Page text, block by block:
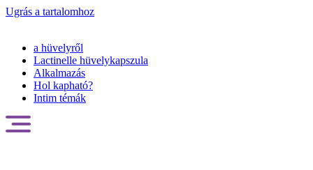
Ugrás a tartalomhoz
a hüvelyről
Lactinelle hüvelykapszula
Alkalmazás
Hol kapható?
Intim témák